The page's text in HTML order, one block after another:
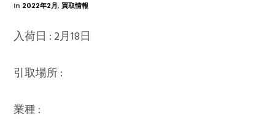
In 2022年2月,買取情報
入荷日 : 2月18日
引取場所 :
業種 :